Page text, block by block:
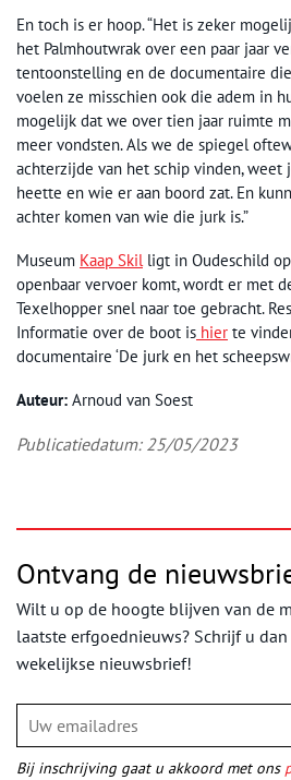
En toch is er hoop. “Het is zeker
het Palmhoutwrak over een paar jaar
tentoonstelling en de documentaire
voelen ze misschien ook die adem in
mogelijk dat we over tien jaar ruimte
meer vondsten. Als we de spiegel
achterzijde van het schip vinden, weet
heette en wie er aan boord zat. En
achter komen van wie die jurk is.”
Museum Kaap Skilligt in Oudeschild
openbaar vervoer komt, wordt er met
Texelhopper snel naar toe gebracht.
Informatie over de boot is hier te
documentaire ‘De jurk en het
Auteur: Arnoud van Soest
Publicatiedatum: 25/05/2023
Ontvang de
Wilt u op de hoogte blijven van de
laatste erfgoednieuws? Schrijf u
wekelijkse nieuwsbrief!
Bij inschrijving gaat u akkoord met ons